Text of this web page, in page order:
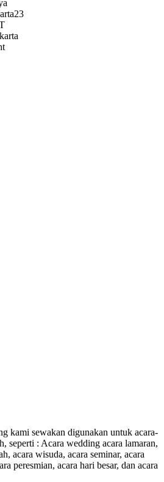
kami sewakan digunakan untuk acara-
seperti : Acara wedding acara lamaran,
acara wisuda, acara seminar, acara
peresmian, acara hari besar, dan acara